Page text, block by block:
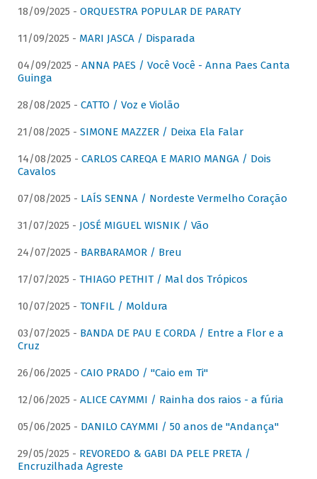
18/09/2025 - ORQUESTRA POPULAR DE PARATY
11/09/2025 - MARI JASCA / Disparada
04/09/2025 - ANNA PAES / Você Você - Anna Paes Canta
Guinga
28/08/2025 - CATTO / Voz e Violão
21/08/2025 - SIMONE MAZZER / Deixa Ela Falar
14/08/2025 - CARLOS CAREQA E MARIO MANGA / Dois
Cavalos
07/08/2025 - LAÍS SENNA / Nordeste Vermelho Coração
31/07/2025 - JOSÉ MIGUEL WISNIK / Vão
24/07/2025 - BARBARAMOR / Breu
17/07/2025 - THIAGO PETHIT / Mal dos Trópicos
10/07/2025 - TONFIL / Moldura
03/07/2025 - BANDA DE PAU E CORDA / Entre a Flor e a
Cruz
26/06/2025 - CAIO PRADO / "Caio em Ti"
12/06/2025 - ALICE CAYMMI / Rainha dos raios - a fúria
05/06/2025 - DANILO CAYMMI / 50 anos de "Andança"
29/05/2025 - REVOREDO & GABI DA PELE PRETA /
Encruzilhada Agreste